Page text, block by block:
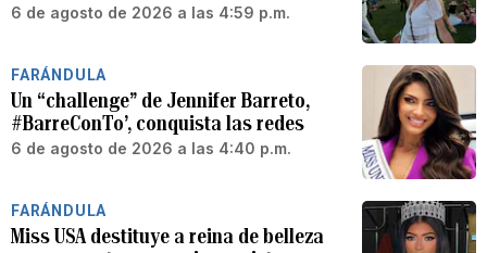
6 de agosto de 2026 a las 4:59 p.m.
FARÁNDULA
Un “challenge” de Jennifer Barreto,
#BarreConTo’, conquista las redes
6 de agosto de 2026 a las 4:40 p.m.
FARÁNDULA
Miss USA destituye a reina de belleza